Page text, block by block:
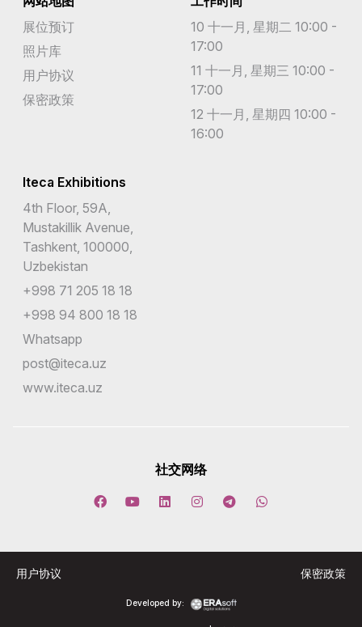
展位预订
照片库
用户协议
保密政策
10 十一月, 星期二 10:00 -
17:00
11 十一月, 星期三 10:00 -
17:00
12 十一月, 星期四 10:00 -
16:00
Iteca Exhibitions
4th Floor, 59A,
Mustakillik Avenue,
Tashkent, 100000,
Uzbekistan
+998 71 205 18 18
+998 94 800 18 18
Whatsapp
post@iteca.uz
www.iteca.uz
社交网络
Developed by:
用户协议 保密政策